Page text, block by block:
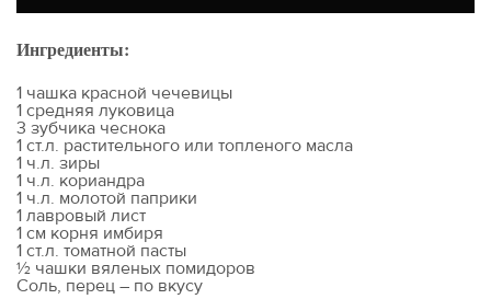
Ингредиенты:
1 чашка красной чечевицы
1 средняя луковица
3 зубчика чеснока
1 ст.л. растительного или топленого масла
1 ч.л. зиры
1 ч.л. кориандра
1 ч.л. молотой паприки
1 лавровый лист
1 см корня имбиря
1 ст.л. томатной пасты
½ чашки вяленых помидоров
Соль, перец – по вкусу